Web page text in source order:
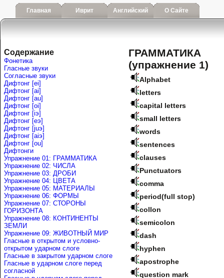
Главная Иврит Английский О Сайте
Содержание
Фонетика
Гласные звуки
Согласные звуки
Дифтонг [ei]
Дифтонг [ai]
Дифтонг [au]
Дифтонг [oi]
Дифтонг [iэ]
Дифтонг [eэ]
Дифтонг [juэ]
Дифтонг [аiэ]
Дифтонг [ou]
Дифтонги
Упражнение 01: ГРАММАТИКА
Упражнение 02: ЧИСЛА
Упражнение 03: ДРОБИ
Упражнение 04: ЦВЕТА
Упражнение 05: МАТЕРИАЛЫ
Упражнение 06: ФОРМЫ
Упражнение 07: СТОРОНЫ
ГОРИЗОНТА
Упражнение 08: КОНТИНЕНТЫ
ЗЕМЛИ
Упражнение 09: ЖИВОТНЫЙ МИР
Гласные в открытом и условно-
открытом ударном слоге
Гласные в закрытом ударном слоге
Гласные в ударном слоге перед
согласной
ГРАММАТИКА
(упражнение 1)
Alphabet
letters
capital letters
small letters
words
sentences
clauses
Punctuators
comma
period(full stop)
collon
semicolon
dash
hyphen
apostrophe
question mark